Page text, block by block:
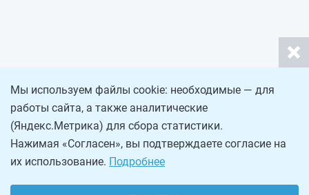
Мы используем файлы cookie: необходимые — для
работы сайта, а также аналитические
(Яндекс.Метрика) для сбора статистики.
Нажимая «Согласен», вы подтверждаете согласие на
их использование. Подробнее